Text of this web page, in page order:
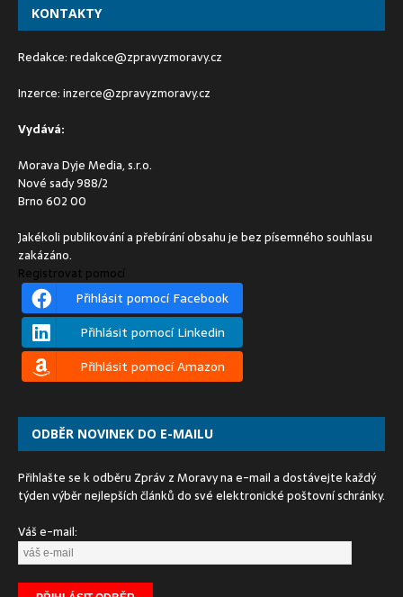
KONTAKTY
Redakce:redakce@zpravyzmoravy.cz
Inzerce:inzerce@zpravyzmoravy.cz
Vydává:
Morava Dyje Media, s.r.o.
Nové sady 988/2
Brno 602 00
Jakékoli publikování a přebírání obsahu je bez písemného souhlasu
zakázáno.
Registrovat pomocí
Přihlásit pomocí Facebook
Přihlásit pomocí Linkedin
Přihlásit pomocí Amazon
ODBĚR NOVINEK DO E-MAILU
Přihlašte se k odběru Zpráv z Moravy na e-mail a dostávejte každý
týden výběr nejlepších článků do své elektronické poštovní schránky.
Váš e-mail: